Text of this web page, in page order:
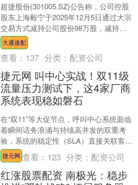
超捷股份(301005.SZ)公告称，公司控股
股东上海毅宁于2025年12月5日通过大宗
交易方式减持公司股份98万股，减持比
例为0.74%。本次减持后，上海毅宁....
大通速配
查看： 137 分类： 配资公司
捷元网 叫中心实战！双11级
流量压力测试下，这4家厂商
系统表现稳如磐石
在“双11”等大促节点，呼叫中心系统面临
着瞬间话务浪涌与持续高并发的双重考
验，系统的稳定性（SLA）直接关联客户
留存与服务口碑。本文基于权威行业标
准与技术架构分....
捷元网 查看： 123 分类： 配资公司
红涨股票配资 南极光：稳步